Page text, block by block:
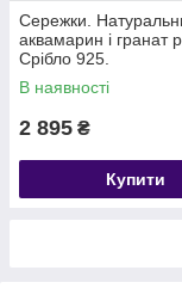
Сережки.
аквамарин і гранат
Срібло 925.
В наявності
2 895 ₴
Купити